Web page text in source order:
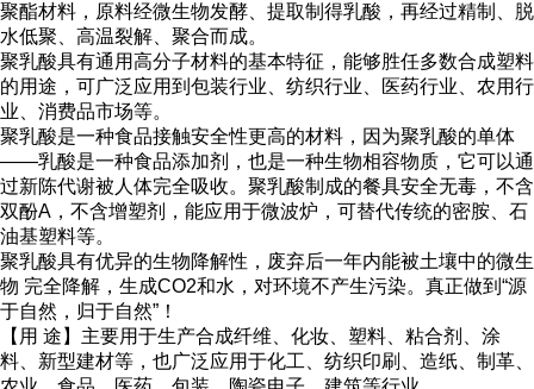
聚酯材料，原料经微生物发酵、提取制得乳酸，再经过精制、脱
水低聚、高温裂解、聚合而成。
聚乳酸具有通用高分子材料的基本特征，能够胜任多数合成塑料
的用途，可广泛应用到包装行业、纺织行业、医药行业、农用行
业、消费品市场等。
聚乳酸是一种食品接触安全性更高的材料，因为聚乳酸的单体
——乳酸是一种食品添加剂，也是一种生物相容物质，它可以通
过新陈代谢被人体完全吸收。聚乳酸制成的餐具安全无毒，不含
双酚A，不含增塑剂，能应用于微波炉，可替代传统的密胺、石
油基塑料等。
聚乳酸具有优异的生物降解性，废弃后一年内能被土壤中的微生
物 完全降解，生成CO2和水，对环境不产生污染。真正做到“源
于自然，归于自然”！
【用 途】主要用于生产合成纤维、化妆、塑料、粘合剂、涂
料、新型建材等，也广泛应用于化工、纺织印刷、造纸、制革、